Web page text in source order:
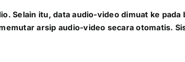
Selain itu, data audio-video dimuat ke
arsip audio-video secara otomatis.